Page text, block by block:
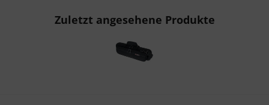
Zuletzt angesehene Produkte